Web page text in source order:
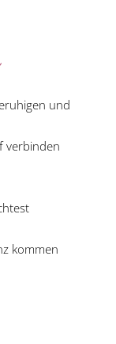
und
verbinden
kommen